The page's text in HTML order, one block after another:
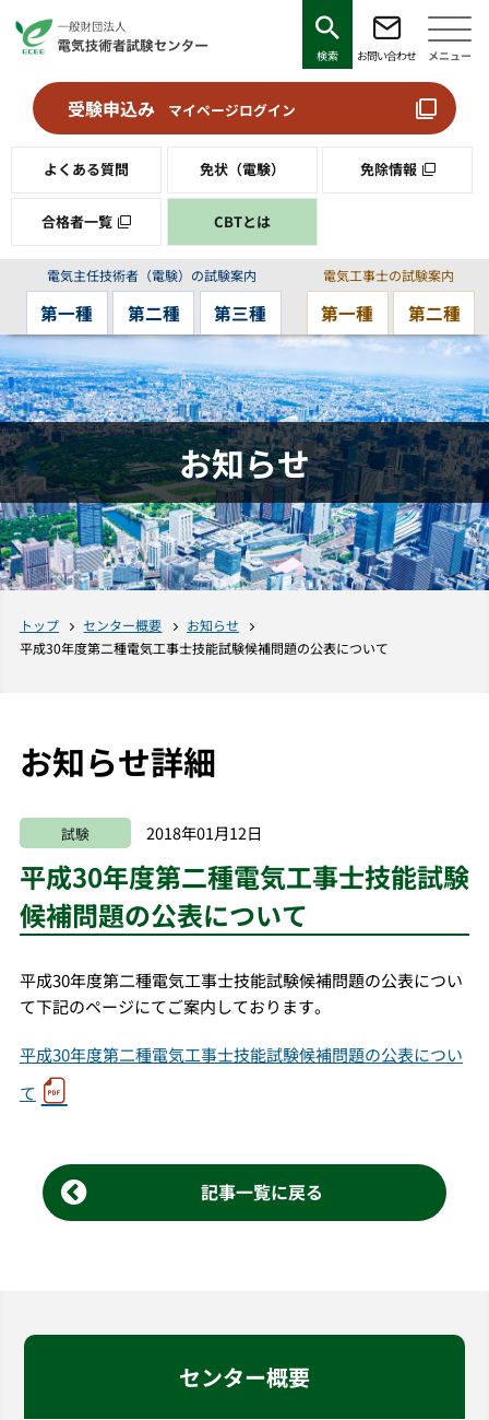
検索 お問い合わせ メニュー
よくある質問 免状（電験） 免除情報
合格者一覧 CBTとは
受験申込み マイページログイン
電気主任技術者（電験）の試験案内
第一種 第二種 第三種
電気工事士の試験案内
第一種 第二種
お知らせ
トップ センター概要
お知らせ
平成30年度第二種電気工事士技能試験候補問題の公表について
お知らせ詳細
試験 2018年01月12日
平成30年度第二種電気工事士技能試験
候補問題の公表について
平成30年度第二種電気工事士技能試験候補問題の公表につい
て下記のページにてご案内しております。
平成30年度第二種電気工事士技能試験候補問題の公表につい
て
記事一覧に戻る
センター概要